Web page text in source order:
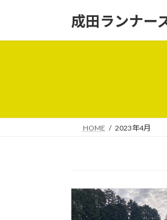
成田ランナー
HOME 2023年4月